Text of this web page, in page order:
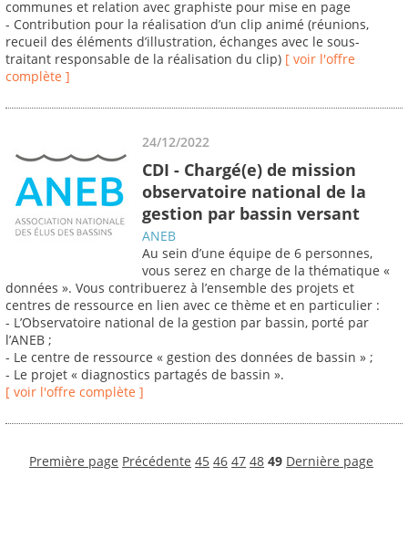
communes et relation avec graphiste pour mise en page
- Contribution pour la réalisation d’un clip animé (réunions,
recueil des éléments d’illustration, échanges avec le sous-
traitant responsable de la réalisation du clip) [ voir l'offre
complète ]
24/12/2022
CDI - Chargé(e) de mission
observatoire national de la
gestion par bassin versant
ANEB
Au sein d’une équipe de 6 personnes,
vous serez en charge de la thématique «
données ». Vous contribuerez à l’ensemble des projets et
centres de ressource en lien avec ce thème et en particulier :
- L’Observatoire national de la gestion par bassin, porté par
l’ANEB ;
- Le centre de ressource « gestion des données de bassin » ;
- Le projet « diagnostics partagés de bassin ».
[ voir l'offre complète ]
Première page Précédente 45 46 47 48 49 Dernière page